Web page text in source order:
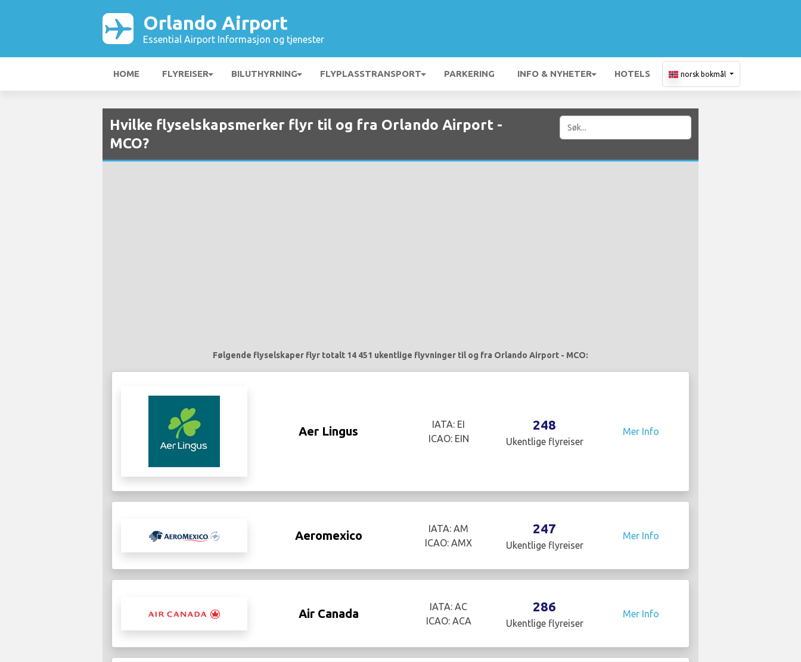
Orlando Airport
Essential Airport Informasjon og tjenester
HOME FLYREISER BILUTHYRNING FLYPLASSTRANSPORT PARKERING INFO & NYHETER HOTELS norsk bokmål
Hvilke flyselskapsmerker flyr til og fra Orlando Airport -
MCO?
Følgende flyselskaper flyr totalt 14 451 ukentlige flyvninger til og fra Orlando Airport - MCO:
Aer Lingus
IATA: EI
ICAO: EIN
248
Ukentlige flyreiser
Mer Info
Aeromexico
IATA: AM
ICAO: AMX
247
Ukentlige flyreiser
Mer Info
Air Canada
IATA: AC
ICAO: ACA
286
Ukentlige flyreiser
Mer Info